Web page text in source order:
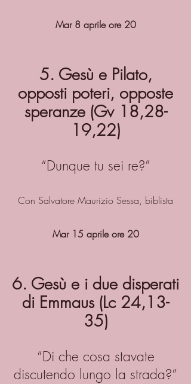
Mar 8 aprile ore 20
5. Gesù e Pilato,
opposti poteri, opposte
speranze (Gv 18,28-
19,22)
“Dunque tu sei re?”
Con Salvatore Maurizio Sessa, biblista
Mar 15 aprile ore 20
6. Gesù e i due disperati
di Emmaus (Lc 24,13-
35)
“Di che cosa stavate
discutendo lungo la strada?”